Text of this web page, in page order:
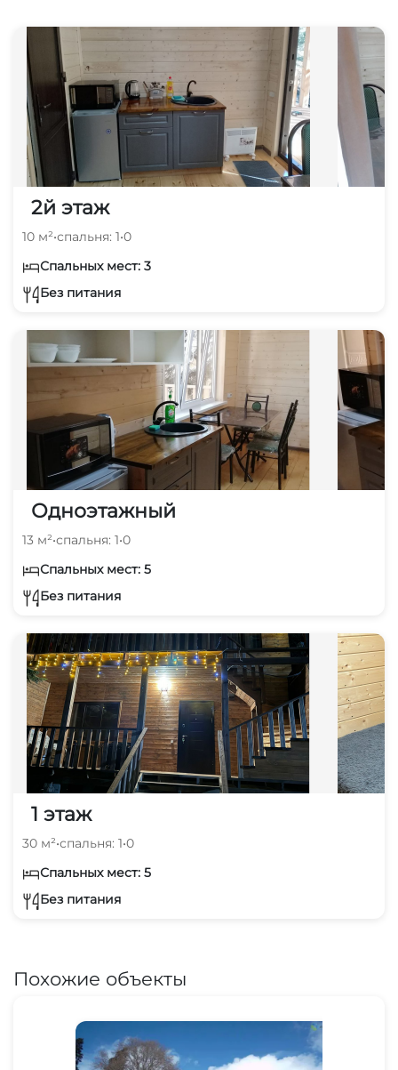
2й этаж
10 м²•спальня: 1•0
Спальных мест: 3
Без питания
Одноэтажный
13 м²•спальня: 1•0
Спальных мест: 5
Без питания
1 этаж
30 м²•спальня: 1•0
Спальных мест: 5
Без питания
Похожие объекты